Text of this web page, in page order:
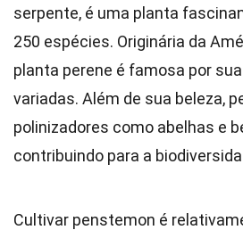
serpente, é uma planta
250 espécies. Originária da
planta perene é famosa por
variadas. Além de sua beleza,
polinizadores como abelhas e
contribuindo para a
Cultivar penstemon é